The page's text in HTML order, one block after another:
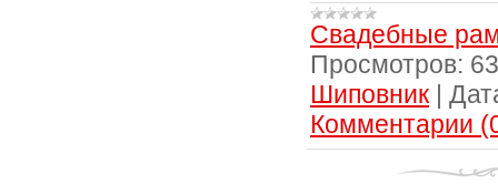
Свадебные
Просмотров:
Шиповник |
Комментарии